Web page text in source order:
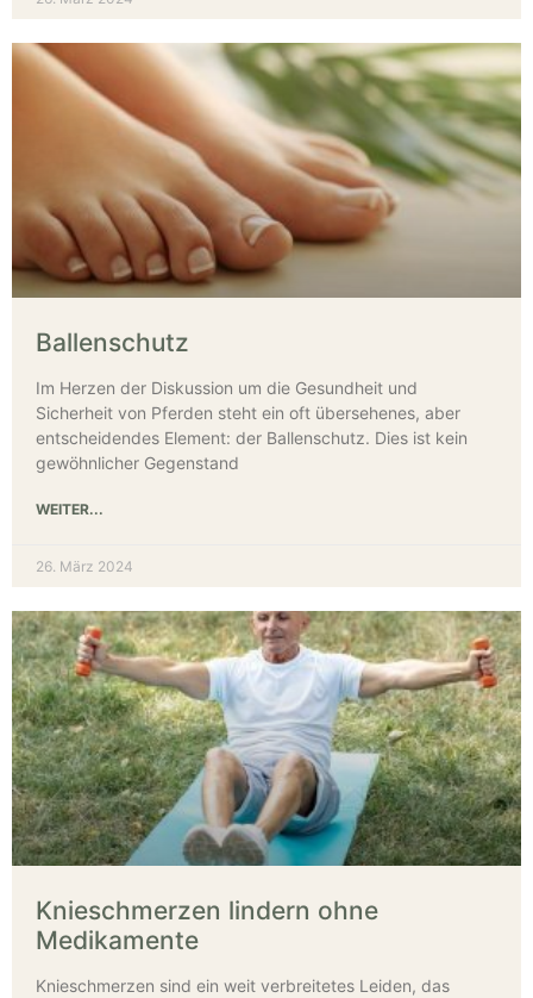
Ballenschutz
Im Herzen der Diskussion um die Gesundheit und
Sicherheit von Pferden steht ein oft übersehenes, aber
entscheidendes Element: der Ballenschutz. Dies ist kein
gewöhnlicher Gegenstand
WEITER...
26. März 2024
Knieschmerzen lindern ohne
Medikamente
Knieschmerzen sind ein weit verbreitetes Leiden, das